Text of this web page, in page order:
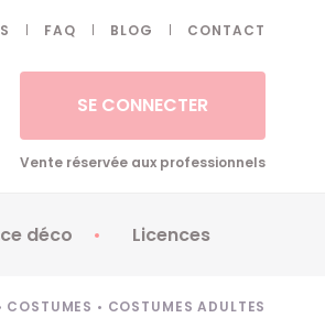
FAQ BLOG CONTACT
SE CONNECTER
Vente réservée aux professionnels
déco Licences
COSTUMES • COSTUMES ADULTES